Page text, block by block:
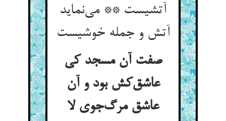
آتشیست ** می‌نماید
آتش و جمله خوشیست
صفت آن مسجد کی
عاشق‌کش بود و آن
عاشق مرگ‌جوی لا